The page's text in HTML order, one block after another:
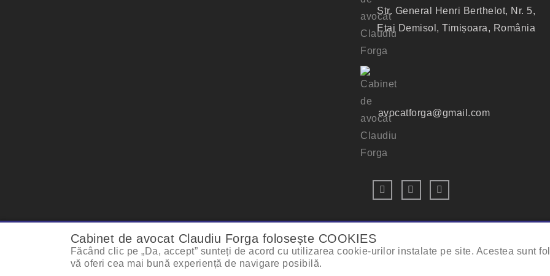
Str. General Henri Berthelot, Nr. 5,
Etaj Demisol, Timișoara, România
avocatforga@gmail.com
© Cabinet De Avocat Claudiu Forga 2026. Toate Drepturile Rezervate.
Cabinet de avocat Claudiu Forga folosește COOKIES
Făcând clic pe „Da, accept” sunteți de acord cu utilizarea cookie-urilor instalate pe site. Acestea sunt
vă oferi cea mai bună experiență de navigare posibilă.